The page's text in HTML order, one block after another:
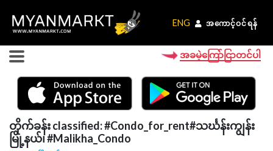
ENG အကောင့်ဝင်ရန်
ENG အကောင့်ဝင်ရန်
အခမဲ့ကြော်ငြာတင်ပါ
တိုက်ခန်း classified: #Condo_for_rent#သင်္ဃန်းကျွန်း
မြို့နယ်၊ #Malikha_Condo